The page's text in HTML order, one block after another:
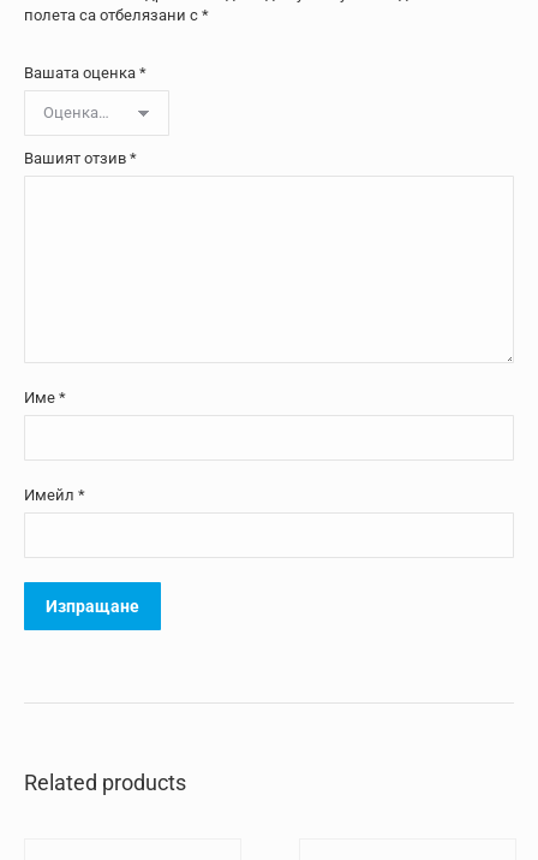
полета са отбелязани с *
Вашата оценка *
Вашият отзив *
Име *
Имейл *
Related products